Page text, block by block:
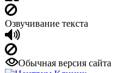
Озвучивание текста
Обычная версия сайта